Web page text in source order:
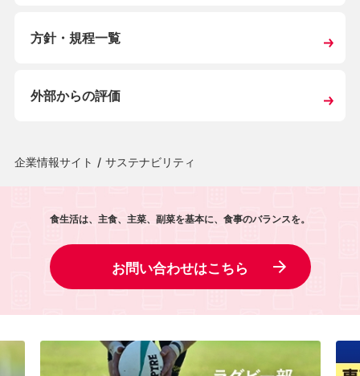
方針・規程一覧
外部からの評価
企業情報サイト / サステナビリティ
食生活は、主食、主菜、副菜を基本に、食事のバランスを。
お問い合わせはこちら